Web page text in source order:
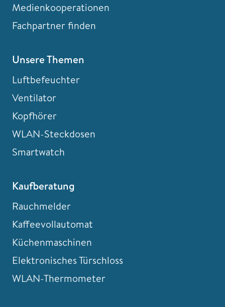
Medienkooperationen
Fachpartner finden
Unsere Themen
Luftbefeuchter
Ventilator
Kopfhörer
WLAN-Steckdosen
Smartwatch
Kaufberatung
Rauchmelder
Kaffeevollautomat
Küchenmaschinen
Elektronisches Türschloss
WLAN-Thermometer